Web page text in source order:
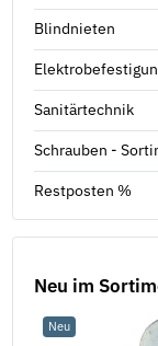
Schlauch für Luftrad
3,39 € -7,74 €*
Blindnieten
Sanitärtechnik
Schrauben -
Restposten %
Neu im
Neu